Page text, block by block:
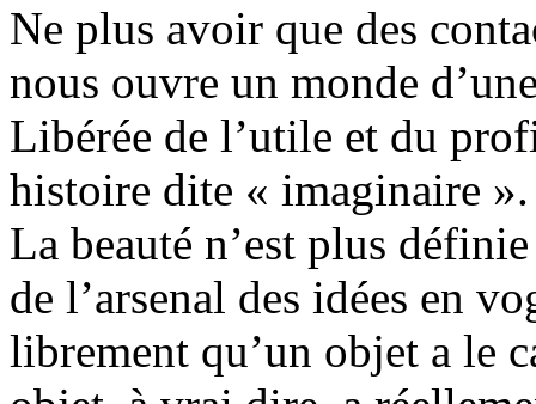
Ne plus avoir que des
nous ouvre un monde
Libérée de l’utile et du
histoire dite « imaginaire ».
La beauté n’est plus
de l’arsenal des idées en
librement qu’un objet a le